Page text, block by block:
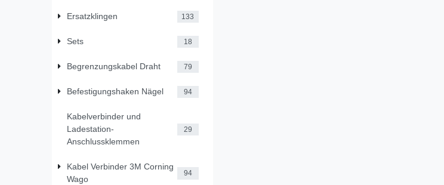
Ersatzklingen 133
Sets 18
Begrenzungskabel Draht 79
Befestigungshaken Nägel 94
Kabelverbinder und
Ladestation-
Anschlussklemmen
29
Kabel Verbinder 3M Corning
Wago
94